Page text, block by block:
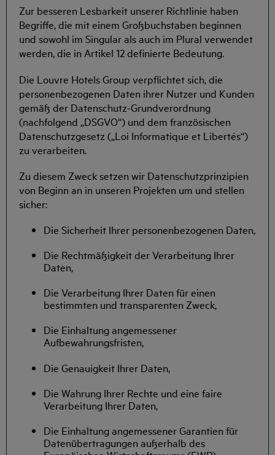
Zur besseren Lesbarkeit unserer Richtlinie haben
Begriffe, die mit einem Großbuchstaben beginnen
und sowohl im Singular als auch im Plural verwendet
werden, die in Artikel 12 definierte Bedeutung.
Die Louvre Hotels Group verpflichtet sich, die
personenbezogenen Daten ihrer Nutzer und Kunden
gemäß der Datenschutz-Grundverordnung
(nachfolgend „DSGVO“) und dem französischen
Datenschutzgesetz („Loi Informatique et Libertés“)
zu verarbeiten.
Zu diesem Zweck setzen wir Datenschutzprinzipien
von Beginn an in unseren Projekten um und stellen
sicher:
Die Sicherheit Ihrer personenbezogenen Daten,
Die Rechtmäßigkeit der Verarbeitung Ihrer
Daten,
Die Verarbeitung Ihrer Daten für einen
bestimmten und transparenten Zweck,
Die Einhaltung angemessener
Aufbewahrungsfristen,
Die Genauigkeit Ihrer Daten,
Die Wahrung Ihrer Rechte und eine faire
Verarbeitung Ihrer Daten,
Die Einhaltung angemessener Garantien für
Datenübertragungen außerhalb des